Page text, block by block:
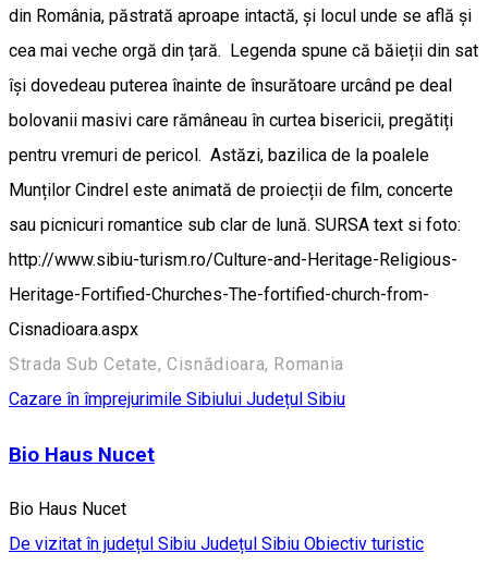
din România, păstrată aproape intactă, și locul unde se află și
cea mai veche orgă din țară. Legenda spune că băieții din sat
își dovedeau puterea înainte de însurătoare urcând pe deal
bolovanii masivi care rămâneau în curtea bisericii, pregătiți
pentru vremuri de pericol. Astăzi, bazilica de la poalele
Munților Cindrel este animată de proiecții de film, concerte
sau picnicuri romantice sub clar de lună. SURSA text si foto:
http://www.sibiu-turism.ro/Culture-and-Heritage-Religious-
Heritage-Fortified-Churches-The-fortified-church-from-
Cisnadioara.aspx
Strada Sub Cetate, Cisnădioara, Romania
Cazare în împrejurimile Sibiului Județul Sibiu
Bio Haus Nucet
Bio Haus Nucet
De vizitat în județul Sibiu Județul Sibiu Obiectiv turistic